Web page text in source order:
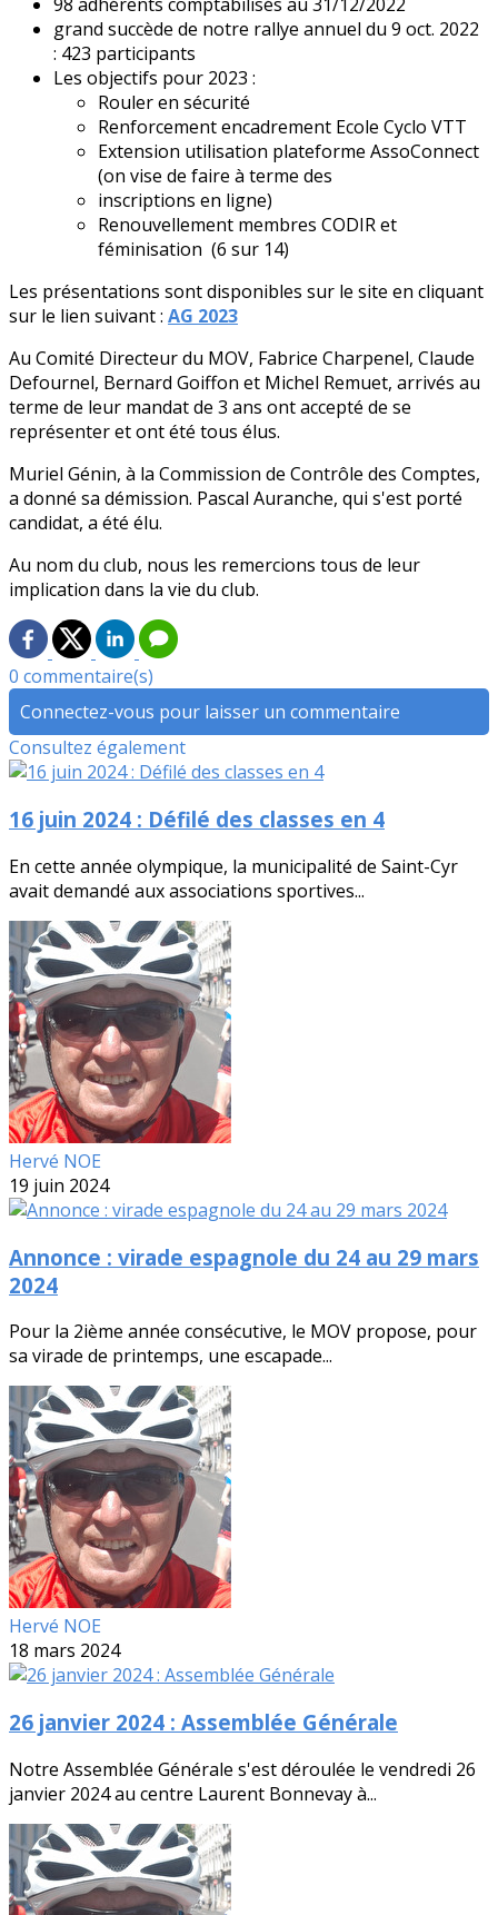
98 adhérents comptabilisés au 31/12/2022
grand succède de notre rallye annuel du 9 oct. 2022
: 423 participants
Les objectifs pour 2023 :
Rouler en sécurité
Renforcement encadrement Ecole Cyclo VTT
Extension utilisation plateforme AssoConnect
(on vise de faire à terme des
inscriptions en ligne)
Renouvellement membres CODIR et
féminisation (6 sur 14)
Les présentations sont disponibles sur le site en cliquant
sur le lien suivant : AG 2023
Au Comité Directeur du MOV, Fabrice Charpenel, Claude
Defournel, Bernard Goiffon et Michel Remuet, arrivés au
terme de leur mandat de 3 ans ont accepté de se
représenter et ont été tous élus.
Muriel Génin, à la Commission de Contrôle des Comptes,
a donné sa démission. Pascal Auranche, qui s'est porté
candidat, a été élu.
Au nom du club, nous les remercions tous de leur
implication dans la vie du club.
0 commentaire(s)
Connectez-vous pour laisser un commentaire
Consultez également
16 juin 2024 : Défilé des classes en 4
En cette année olympique, la municipalité de Saint-Cyr
avait demandé aux associations sportives...
Hervé NOE
19 juin 2024
Annonce : virade espagnole du 24 au 29 mars
2024
Pour la 2ième année consécutive, le MOV propose, pour
sa virade de printemps, une escapade...
Hervé NOE
18 mars 2024
26 janvier 2024 : Assemblée Générale
Notre Assemblée Générale s'est déroulée le vendredi 26
janvier 2024 au centre Laurent Bonnevay à...